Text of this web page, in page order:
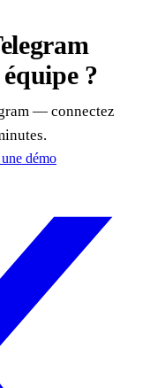
?
— connectez
démo